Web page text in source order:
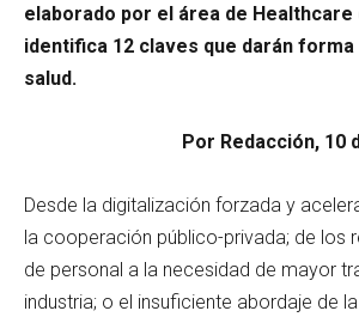
elaborado por el área de Healthcare
identifica 12 claves que darán
salud.
Por Redacción, 10
Desde la digitalización forzada y
la cooperación público-privada; de los
de personal a la necesidad de mayor
industria; o el insuficiente abordaje de